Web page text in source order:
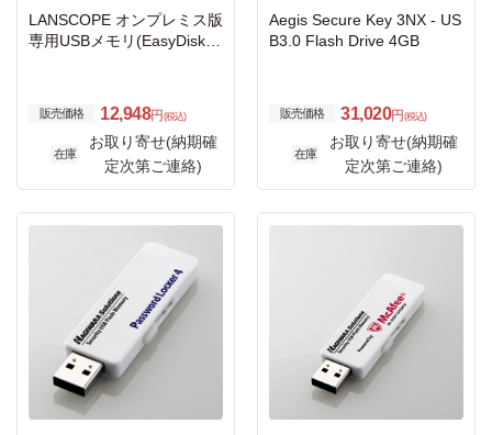
LANSCOPE オンプレミス版
専用USBメモリ(EasyDisk4/
販売価格 12,948円 (税込)
在庫
お取り寄せ(納期確
定次第ご連絡)
Aegis Secure Key 3NX - US
B3.0 Flash Drive 4GB
販売価格 31,020円 (税込)
在庫
お取り寄せ(納期確
定次第ご連絡)